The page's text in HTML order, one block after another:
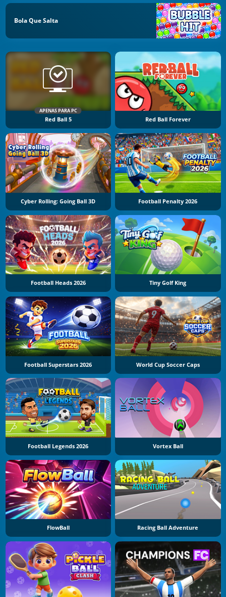
Bola Que Salta
APENAS PARA PC
Red Ball 5 Red Ball Forever
Cyber Rolling: Going Ball 3D Football Penalty 2026
Football Heads 2026 Tiny Golf King
Football Superstars 2026 World Cup Soccer Caps
Football Legends 2026 Vortex Ball
FlowBall Racing Ball Adventure